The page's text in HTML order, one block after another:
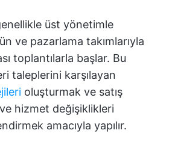
üst yönetimle
ve pazarlama takımlarıyla
toplantılarla başlar. Bu
taleplerini karşılayan
oluşturmak ve satış
hizmet değişiklikleri
amacıyla yapılır.